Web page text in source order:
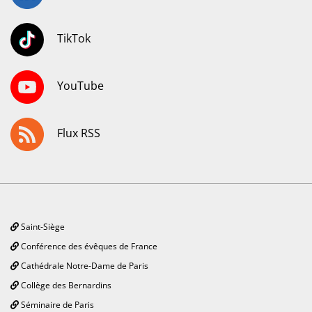
TikTok
YouTube
Flux RSS
Saint-Siège
Conférence des évêques de France
Cathédrale Notre-Dame de Paris
Collège des Bernardins
Séminaire de Paris